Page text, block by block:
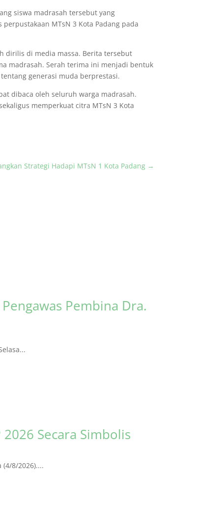
siswa madrasah tersebut yang
MTsN 3 Kota Padang pada
dirilis di media massa. Berita tersebut
madrasah. Serah terima ini menjadi bentuk
generasi muda berprestasi.
dibaca oleh seluruh warga madrasah.
memperkuat citra MTsN 3 Kota
Strategi Hadapi MTsN 1 Kota Padang→
Pembina Dra.
Secara Simbolis
8/2026)....